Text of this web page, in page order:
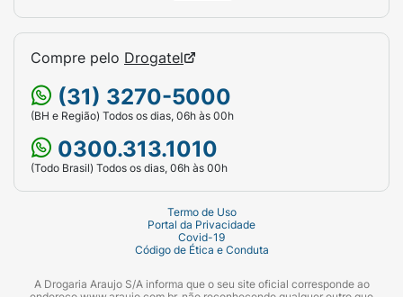
Compre pelo Drogatel
(31) 3270-5000
(BH e Região) Todos os dias, 06h às 00h
0300.313.1010
(Todo Brasil) Todos os dias, 06h às 00h
Termo de Uso
Portal da Privacidade
Covid-19
Código de Ética e Conduta
A Drogaria Araujo S/A informa que o seu site oficial corresponde ao